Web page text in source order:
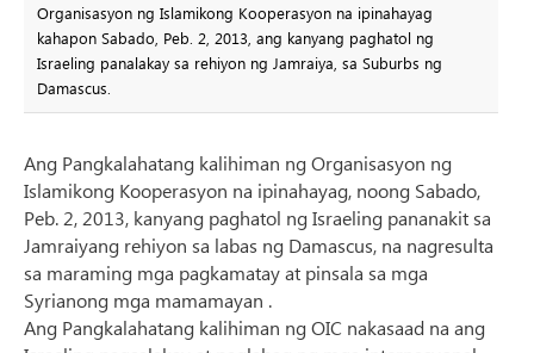
Organisasyon ng Islamikong Kooperasyon na ipinahayag
kahapon Sabado, Peb. 2, 2013, ang kanyang paghatol ng
Israeling panalakay sa rehiyon ng Jamraiya, sa Suburbs ng
Damascus.
Ang Pangkalahatang kalihiman ng Organisasyon ng
Islamikong Kooperasyon na ipinahayag, noong Sabado,
Peb. 2, 2013, kanyang paghatol ng Israeling pananakit sa
Jamraiyang rehiyon sa labas ng Damascus, na nagresulta
sa maraming mga pagkamatay at pinsala sa mga
Syrianong mga mamamayan .
Ang Pangkalahatang kalihiman ng OIC nakasaad na ang